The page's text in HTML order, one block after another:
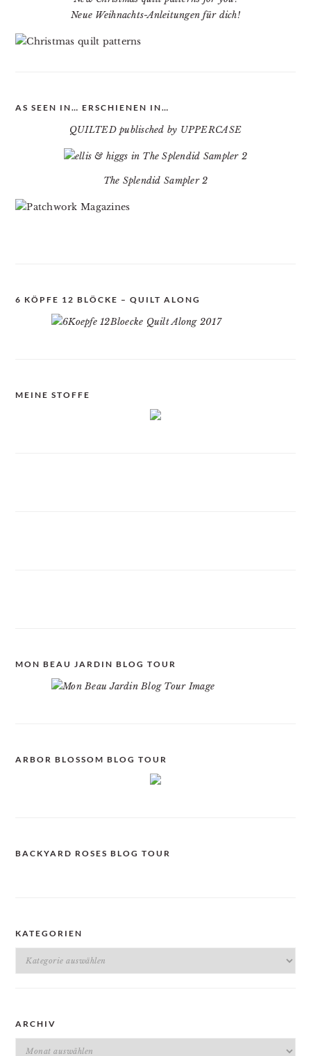
Neue Weihnachts-Anleitungen für dich!
AS SEEN IN… ERSCHIENEN IN…
QUILTED publisched by UPPERCASE
The Splendid Sampler 2
6 KÖPFE 12 BLÖCKE – QUILT ALONG
MEINE STOFFE
MON BEAU JARDIN BLOG TOUR
ARBOR BLOSSOM BLOG TOUR
BACKYARD ROSES BLOG TOUR
KATEGORIEN
Kategorien
ARCHIV
Archiv